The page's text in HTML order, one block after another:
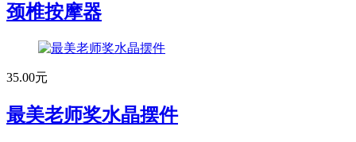
颈椎按摩器
35.00元
最美老师奖水晶摆件